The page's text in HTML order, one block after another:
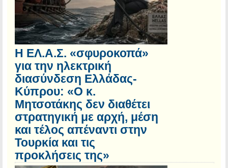
Η ΕΛ.Α.Σ. «σφυροκοπά»
για την ηλεκτρική
διασύνδεση Ελλάδας-
Κύπρου: «Ο κ.
Μητσοτάκης δεν διαθέτει
στρατηγική με αρχή, μέση
και τέλος απέναντι στην
Τουρκία και τις
προκλήσεις της»